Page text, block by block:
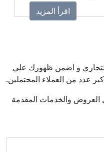
اقرأ المزيد
و اضمن ظهورك علي
عدد من العملاء المحتملين.
والخدمات المقدمة